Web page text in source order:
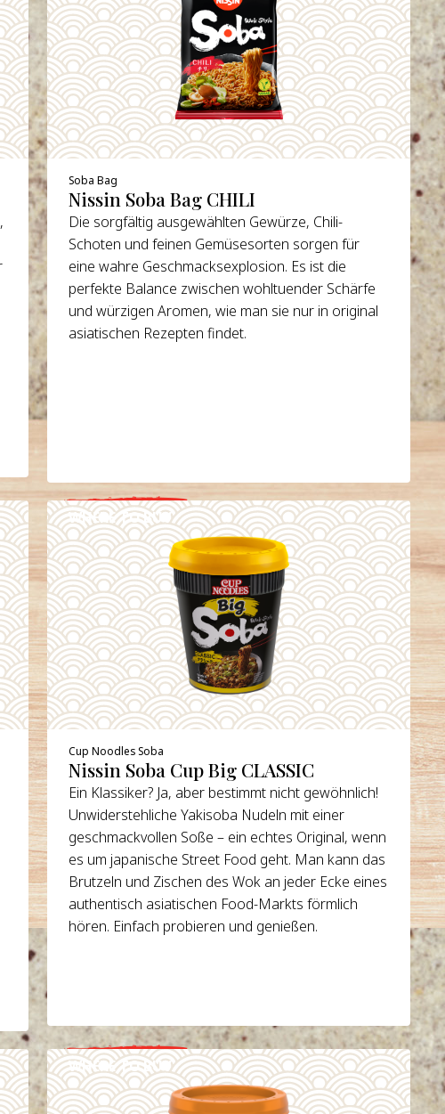
Soba Bag
Nissin Soba Bag CHILI
Die sorgfältig ausgewählten Gewürze, Chili-
Schoten und feinen Gemüsesorten sorgen für
eine wahre Geschmacksexplosion. Es ist die
perfekte Balance zwischen wohltuender Schärfe
und würzigen Aromen, wie man sie nur in original
asiatischen Rezepten findet.
WHERE TO BUY
DETAILS
Cup Noodles Soba
Nissin Soba Cup Big CLASSIC
Ein Klassiker? Ja, aber bestimmt nicht gewöhnlich!
Unwiderstehliche Yakisoba Nudeln mit einer
geschmackvollen Soße – ein echtes Original, wenn
es um japanische Street Food geht. Man kann das
Brutzeln und Zischen des Wok an jeder Ecke eines
authentisch asiatischen Food-Markts förmlich
hören. Einfach probieren und genießen.
WHERE TO BUY
DETAILS